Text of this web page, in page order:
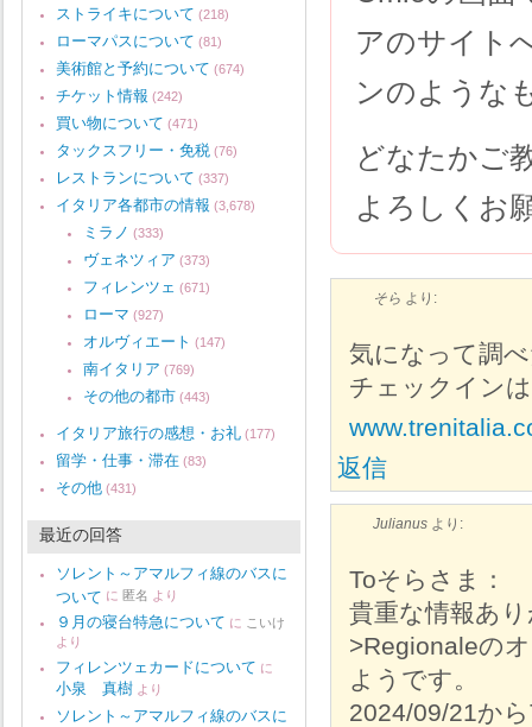
アのサイト
ンのような
どなたかご
よろしくお
そら より:
気になって調
チェックイン
返信
Julianus より:
Toそらさま：
貴重な情報あ
>Regionaleの
ようです。
2024/09/21か
ストライキについて (218)
ローマパスについて (81)
美術館と予約について (674)
チケット情報 (242)
買い物について (471)
タックスフリー・免税 (76)
レストランについて (337)
イタリア各都市の情報 (3,678)
ミラノ (333)
ヴェネツィア (373)
フィレンツェ (671)
ローマ (927)
オルヴィエート (147)
南イタリア (769)
その他の都市 (443)
イタリア旅行の感想・お礼 (177)
留学・仕事・滞在 (83)
その他 (431)
最近の回答
ソレント～アマルフィ線のバスに
ついて に 匿名 より
９月の寝台特急について に こいけ
より
フィレンツェカードについて に
小泉 真樹 より
ソレント～アマルフィ線のバスに